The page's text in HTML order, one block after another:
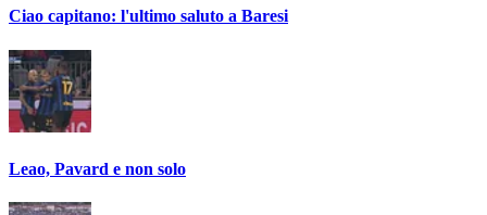
Ciao capitano: l'ultimo saluto a Baresi
Leao, Pavard e non solo